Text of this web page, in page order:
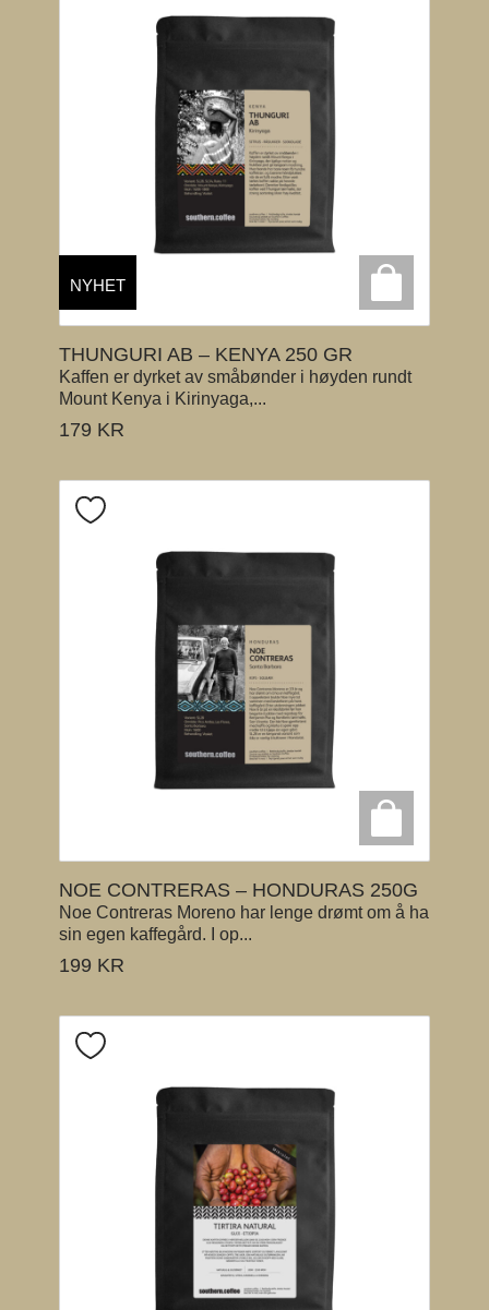
THUNGURI AB – KENYA 250 GR
Kaffen er dyrket av småbønder i høyden rundt
Mount Kenya i Kirinyaga,...
179 KR
NYHET
NOE CONTRERAS – HONDURAS 250G
Noe Contreras Moreno har lenge drømt om å ha
sin egen kaffegård. I op...
199 KR